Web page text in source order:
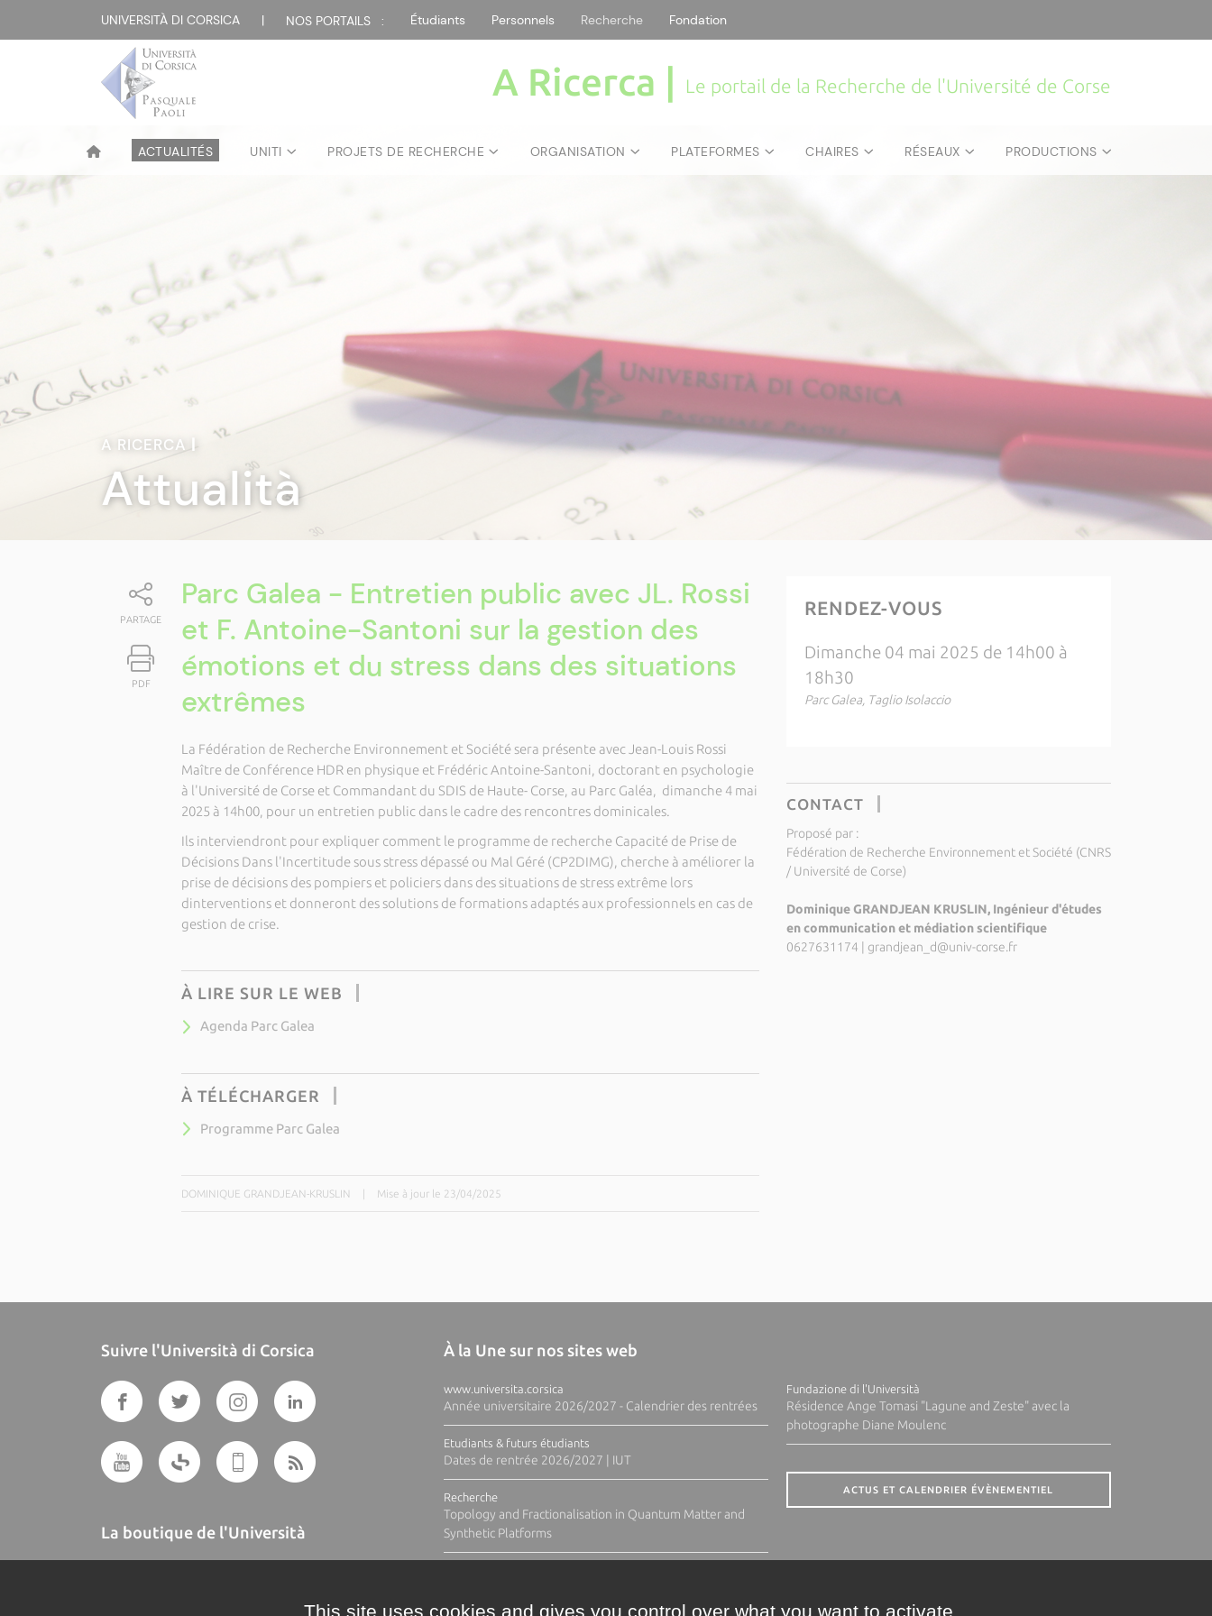
UNIVERSITÀ DI CORSICA | NOS PORTAILS : Étudiants Personnels Recherche Fondation
A Ricerca | Le portail de la Recherche de l'Université de Corse
ACTUALITÉS UNITI PROJETS DE RECHERCHE ORGANISATION PLATEFORMES CHAIRES RÉSEAUX PRODUCTIONS
A RICERCA|
Attualità
PARTAGE
PDF
Parc Galea - Entretien public avec JL. Rossi
et F. Antoine-Santoni sur la gestion des
émotions et du stress dans des situations
extrêmes
La Fédération de Recherche Environnement et Société sera présente avec Jean-Louis Rossi
Maître de Conférence HDR en physique et Frédéric Antoine-Santoni, doctorant en psychologie
à l'Université de Corse et Commandant du SDIS de Haute- Corse, au Parc Galéa, dimanche 4 mai
2025 à 14h00, pour un entretien public dans le cadre des rencontres dominicales.
Ils interviendront pour expliquer comment le programme de recherche Capacité de Prise de
Décisions Dans l'Incertitude sous stress dépassé ou Mal Géré (CP2DIMG), cherche à améliorer la
prise de décisions des pompiers et policiers dans des situations de stress extrême lors
dinterventions et donneront des solutions de formations adaptés aux professionnels en cas de
gestion de crise.
À LIRE SUR LE WEB
Agenda Parc Galea
À TÉLÉCHARGER
Programme Parc Galea
DOMINIQUE GRANDJEAN-KRUSLIN Mise à jour le 23/04/2025
RENDEZ-VOUS
Dimanche 04 mai 2025 de 14h00 à
18h30
Parc Galea, Taglio Isolaccio
CONTACT
Proposé par :
Fédération de Recherche Environnement et Société (CNRS
/ Université de Corse)
Dominique GRANDJEAN KRUSLIN, Ingénieur d'études
en communication et médiation scientifique
0627631174
grandjean_d@univ-corse.fr
Suivre l'Università di Corsica
La boutique de l'Università
À la Une sur nos sites web
www.universita.corsica
Année universitaire 2026/2027 - Calendrier des rentrées
Etudiants & futurs étudiants
Dates de rentrée 2026/2027 | IUT
Recherche
Topology and Fractionalisation in Quantum Matter and
Synthetic Platforms
Fundazione di l'Università
Résidence Ange Tomasi "Lagune and Zeste" avec la
photographe Diane Moulenc
ACTUS ET CALENDRIER ÉVÈNEMENTIEL
This site uses cookies and gives you control over what you want to activate